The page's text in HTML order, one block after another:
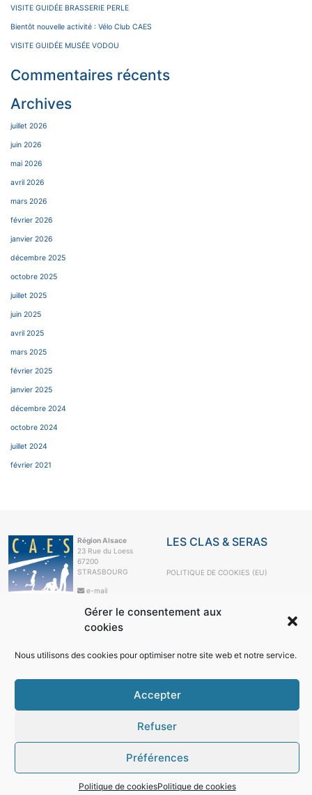
Gérer le consentement aux
cookies
Nous utilisons des cookies pour optimiser notre site web et notre service.
Accepter
Refuser
Préférences
Politique de cookiesPolitique de cookies
VISITE GUIDÉE BRASSERIE PERLE
Bientôt nouvelle activité : Vélo Club CAES
VISITE GUIDÉE MUSÉE VODOU
Commentaires récents
Archives
juillet 2026
juin 2026
mai 2026
avril 2026
mars 2026
février 2026
janvier 2026
décembre 2025
octobre 2025
juillet 2025
juin 2025
avril 2025
mars 2025
février 2025
janvier 2025
décembre 2024
octobre 2024
juillet 2024
février 2021
Région Alsace
23 Rue du Loess
67200
STRASBOURG
e-mail
99
LES CLAS & SERAS
POLITIQUE DE COOKIES (EU)
LE CAES MAG